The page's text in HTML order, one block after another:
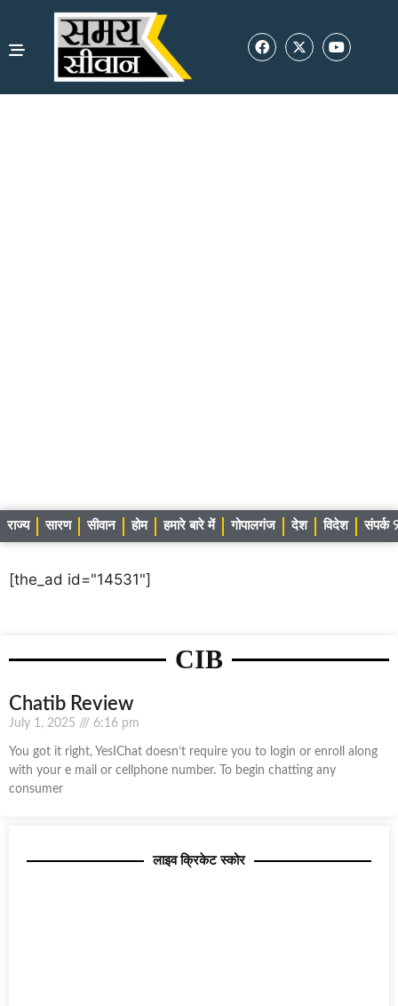
राज्य सारण सीवान होम हमारे बारे में गोपालगंज देश विदेश संपर्क
[the_ad id="14531"]
CIB
Chatib Review
July 1, 2025 6:16 pm
You got it right, YesIChat doesn’t require you to login or enroll along
with your e mail or cellphone number. To begin chatting any
consumer
लाइव क्रिकेट स्कोर